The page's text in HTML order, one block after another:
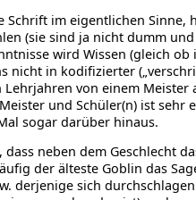
Schrift im eigentlichen Sinne,
(sie sind ja nicht dumm
wird Wissen (gleich
nicht in kodifizierter
von einem Meister
und Schüler(n) ist
sogar darüber hinaus.
dass neben dem Geschlecht
der älteste Goblin das
derjenige sich